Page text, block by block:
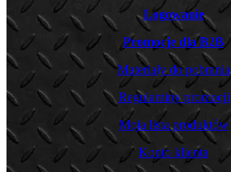
Logowanie
Promocje dla B2B
Materiały do pobrania
Regulaminy promocji
Moja lista produktów
Konto klienta